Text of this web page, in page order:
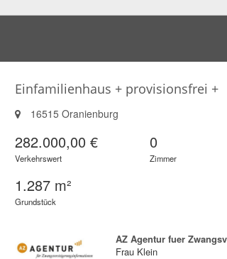
Einfamilienhaus + provisionsfrei +
16515 Oranienburg
282.000,00 €
Verkehrswert
0
Zimmer
1.287 m²
Grundstück
AZ Agentur fuer
Frau Klein